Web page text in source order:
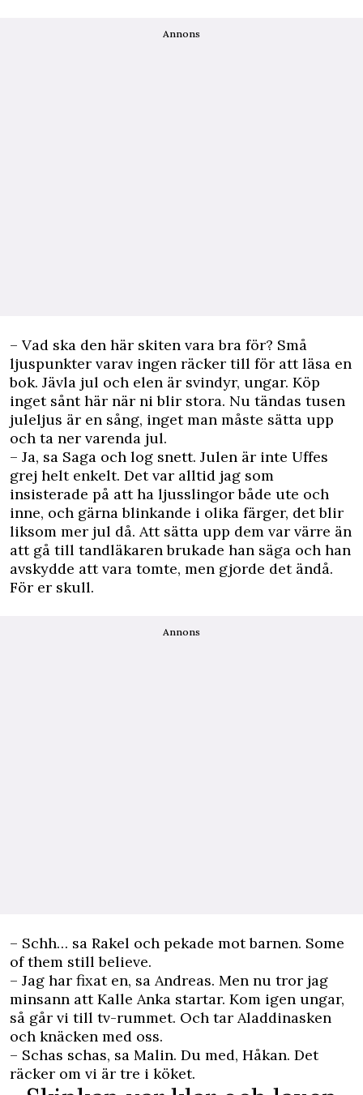
Annons
– Vad ska den här skiten vara bra för? Små
ljuspunkter varav ingen räcker till för att läsa en
bok. Jävla jul och elen är svindyr, ungar. Köp
inget sånt här när ni blir stora. Nu tändas tusen
juleljus är en sång, inget man måste sätta upp
och ta ner varenda jul.
– Ja, sa Saga och log snett. Julen är inte Uffes
grej helt enkelt. Det var alltid jag som
insisterade på att ha ljusslingor både ute och
inne, och gärna blinkande i olika färger, det blir
liksom mer jul då. Att sätta upp dem var värre än
att gå till tandläkaren brukade han säga och han
avskydde att vara tomte, men gjorde det ändå.
För er skull.
Annons
– Schh… sa Rakel och pekade mot barnen. Some
of them still believe.
– Jag har fixat en, sa Andreas. Men nu tror jag
minsann att Kalle Anka startar. Kom igen ungar,
så går vi till tv-rummet. Och tar Aladdinasken
och knäcken med oss.
– Schas schas, sa Malin. Du med, Håkan. Det
räcker om vi är tre i köket.